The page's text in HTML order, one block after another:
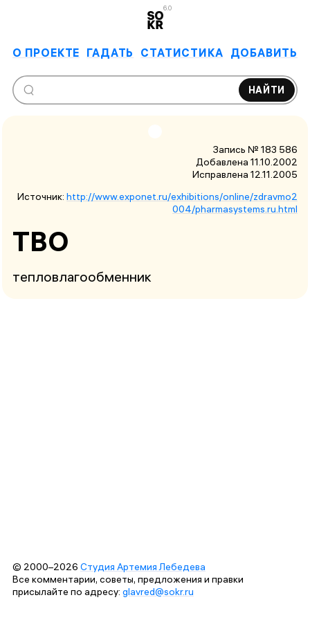
6.0
О ПРОЕКТЕ ГАДАТЬ СТАТИСТИКА ДОБАВИТЬ
НАЙТИ
Запись № 183 586
Добавлена 11.10.2002
Исправлена 12.11.2005
Источник: http://www.exponet.ru/exhibitions/online/zdravmo2
004/pharmasystems.ru.html
ТВО
тепловлагообменник
© 2000–2026 Студия Артемия Лебедева
Все комментарии, советы, предложения и правки
присылайте по адресу: glavred@sokr.ru